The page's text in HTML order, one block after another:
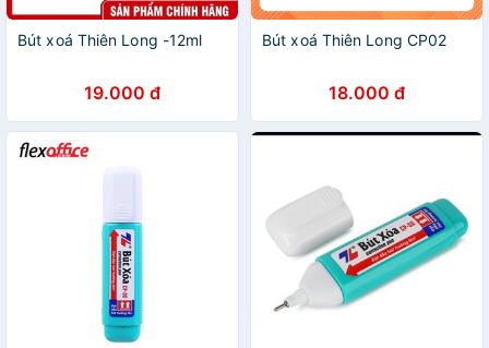
Bút xoá Thiên Long -12ml
19.000 đ
Bút xoá Thiên Long CP02
18.000 đ